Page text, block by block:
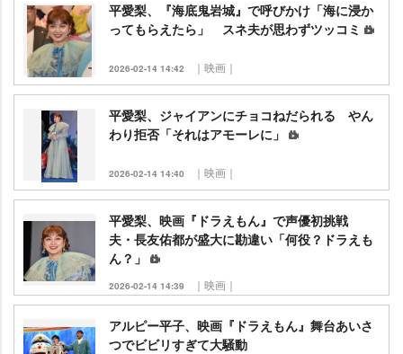
平愛梨、『海底鬼岩城』で呼びかけ「海に浸か
ってもらえたら」 スネ夫が思わずツッコミ
2026-02-14 14:42 ｜映画｜
平愛梨、ジャイアンにチョコねだられる やん
わり拒否「それはアモーレに」
2026-02-14 14:40 ｜映画｜
平愛梨、映画『ドラえもん』で声優初挑戦
夫・長友佑都が盛大に勘違い「何役？ドラえも
ん？」
2026-02-14 14:39 ｜映画｜
アルピー平子、映画『ドラえもん』舞台あいさ
つでビビリすぎて大騒動